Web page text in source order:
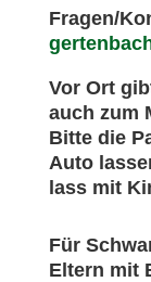
Fragen/
Vor Ort
auch zum
Bit­te die
Auto
lass mit
Für
Eltern mit